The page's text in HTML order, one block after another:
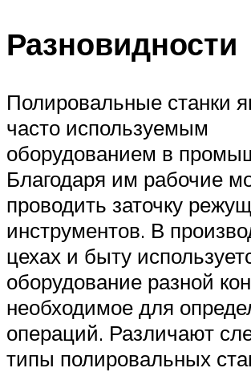
Разновидности
Полировальные станки
часто используемым
оборудованием в
Благодаря им рабочие
проводить заточку
инструментов. В
цехах и быту
оборудование разной
необходимое для
операций. Различают
типы полировальных